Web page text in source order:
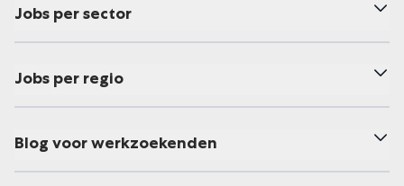
Jobs per sector
Jobs per regio
Blog voor werkzoekenden